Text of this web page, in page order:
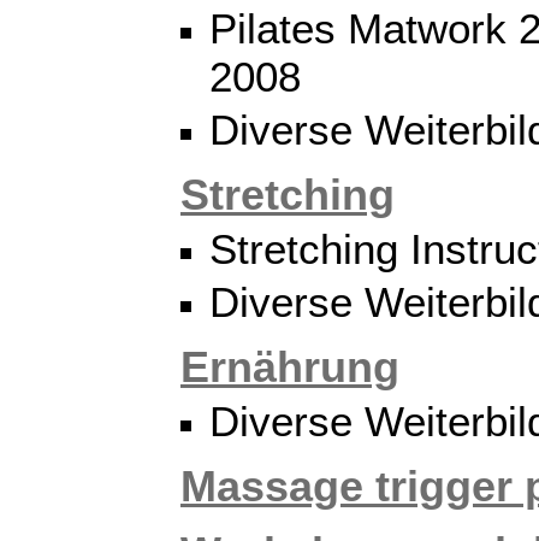
Pilates Matwork
2008
Diverse
Stretching
Stretching
Diverse
Ernährung
Diverse
Massage trigger